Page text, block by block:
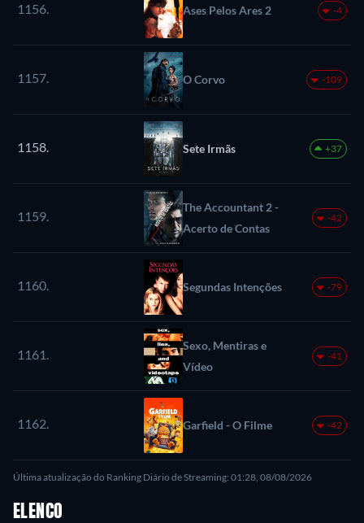
1156. Ases Pelos Ares 2 -4
1157. O Corvo -109
1158. Sete Irmãs +37
1159.
The Accountant 2 -
Acerto de Contas
-42
1160. Segundas Intenções -79
1161.
Sexo, Mentiras e
Vídeo
-41
1162. Garfield - O Filme -42
Última atualização do Ranking Diário de Streaming: 01:28, 08/08/2026
ELENCO